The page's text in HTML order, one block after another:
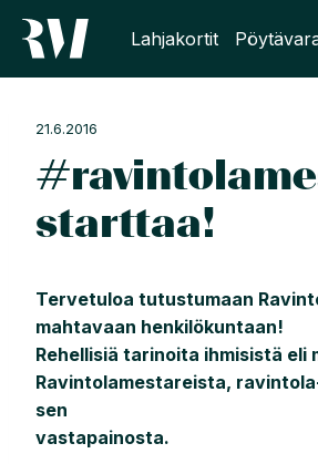
sisältöön
Lahjakortit
21.6.2016
starttaa!
Tervetuloa tutustumaan
mahtavaan henkilökuntaan!
Rehellisiä tarinoita ihmisistä eli
Ravintolamestareista,
sen
vastapainosta.